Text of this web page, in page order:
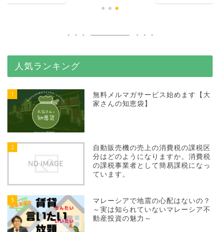
人気ランキング
1
無料メルマガサービス始めます【大
家さんの知恵袋】
2
自動販売機の売上の消費税の課税区
分はどのようになりますか。消費税
の課税事業者として簡易課税になっ
ています。
3
マレーシアで地震の心配はないの？
～実は知られていないマレーシア不
動産投資の魅力～